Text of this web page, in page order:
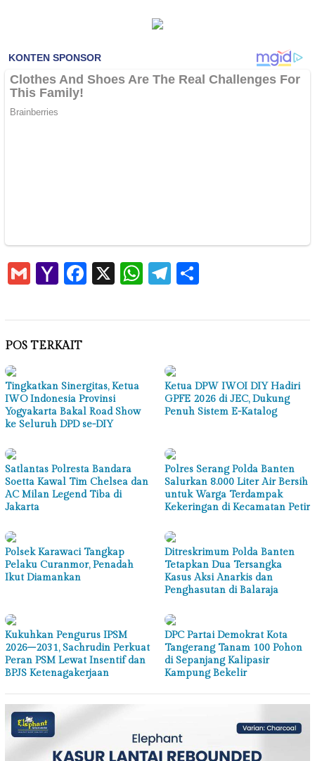
GmailYahoo
Mail
Facebook
X WhatsApp
Telegram
POS TERKAIT
Tingkatkan Sinergitas, Ketua
IWO Indonesia Provinsi
Yogyakarta Bakal Road Show
ke Seluruh DPD se-DIY
Ketua DPW IWOI DIY Hadiri
GPFE 2026 di JEC, Dukung
Penuh Sistem E-Katalog
Satlantas Polresta Bandara
Soetta Kawal Tim Chelsea dan
AC Milan Legend Tiba di
Jakarta
Polres Serang Polda Banten
Salurkan 8.000 Liter Air Bersih
untuk Warga Terdampak
Kekeringan di Kecamatan Petir
Polsek Karawaci Tangkap
Pelaku Curanmor, Penadah
Ikut Diamankan
Ditreskrimum Polda Banten
Tetapkan Dua Tersangka
Kasus Aksi Anarkis dan
Penghasutan di Balaraja
Kukuhkan Pengurus IPSM
2026–2031, Sachrudin Perkuat
Peran PSM Lewat Insentif dan
BPJS Ketenagakerjaan
DPC Partai Demokrat Kota
Tangerang Tanam 100 Pohon
di Sepanjang Kalipasir
Kampung Bekelir